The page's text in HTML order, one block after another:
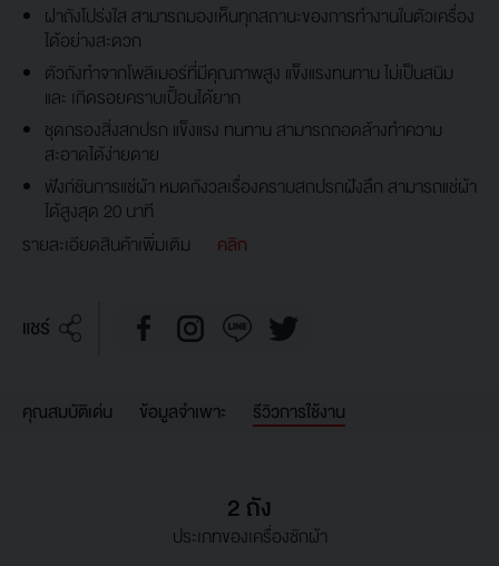
ฝาถังโปร่งใส สามารถมองเห็นทุกสถานะของการทำงานในตัวเครื่อง
ได้อย่างสะดวก
ตัวถังทำจากโพลิเมอร์ที่มีคุณภาพสูง แข็งแรงทนทาน ไม่เป็นสนิม
และ เกิดรอยคราบเปื้อนได้ยาก
ชุดกรองสิ่งสกปรก แข็งแรง ทนทาน สามารถถอดล้างทำความ
สะอาดได้ง่ายดาย
ฟังก์ชันการแช่ผ้า หมดกังวลเรื่องคราบสกปรกฝังลึก สามารถแช่ผ้า
ได้สูงสุด 20 นาที
รายละเอียดสินค้าเพิ่มเติม
คลิก
แชร์
คุณสมบัติเด่น ข้อมูลจำเพาะ รีวิวการใช้งาน
2 ถัง
ประเภทของเครื่องซักผ้า